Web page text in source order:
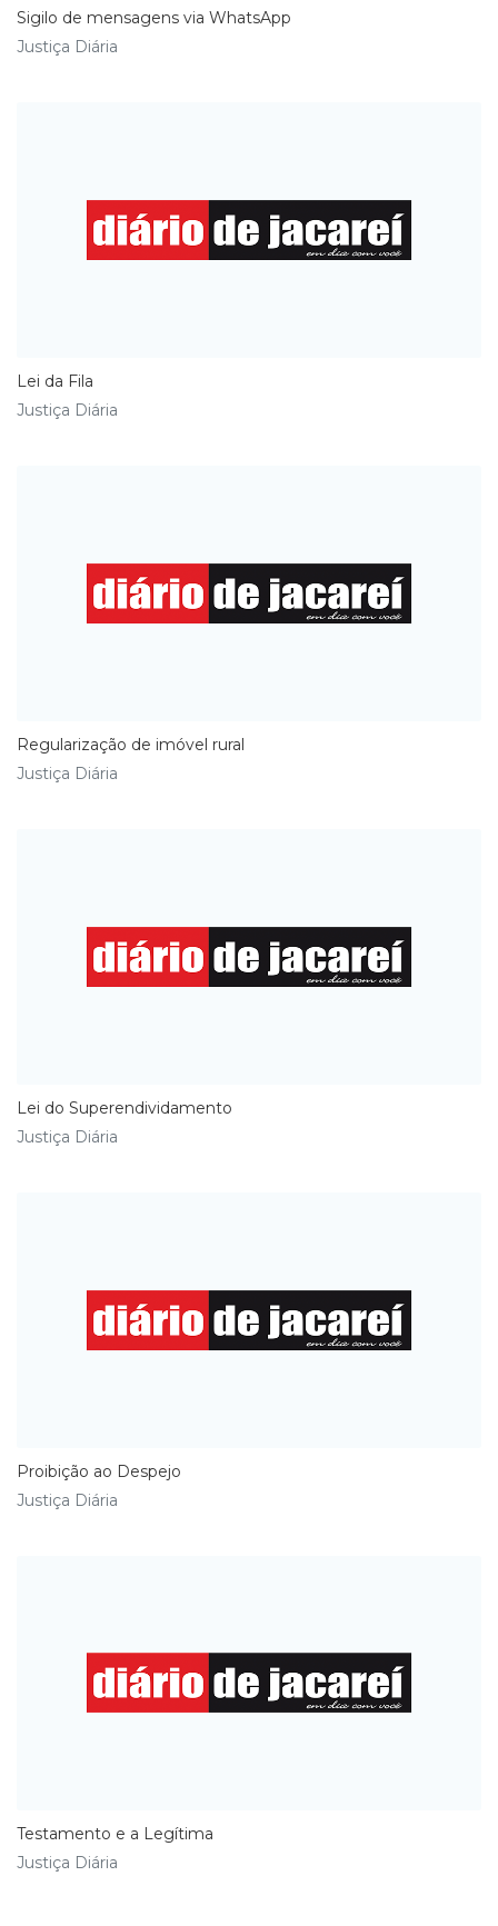
Sigilo de mensagens via WhatsApp
Justiça Diária
Lei da Fila
Justiça Diária
Regularização de imóvel rural
Justiça Diária
Lei do Superendividamento
Justiça Diária
Proibição ao Despejo
Justiça Diária
Testamento e a Legítima
Justiça Diária